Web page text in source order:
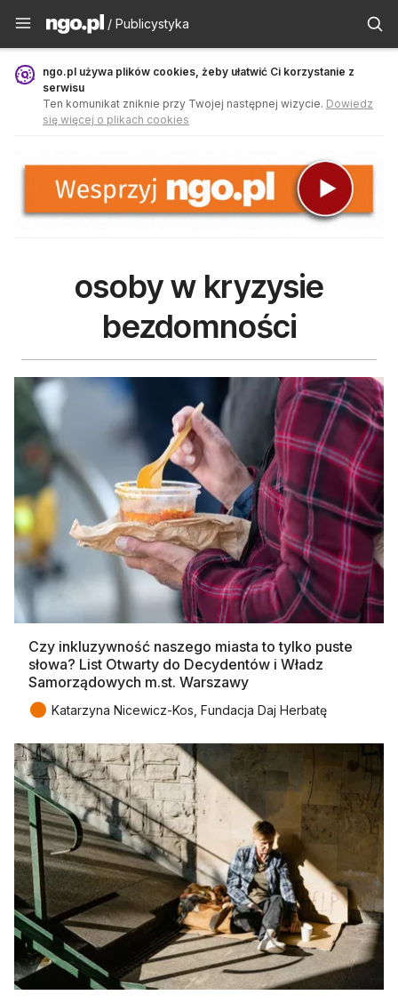
Publicystyka - ngo.pl
/ Publicystyka
ngo.pl używa plików cookies, żeby ułatwić Ci korzystanie z
serwisu
Ten komunikat zniknie przy Twojej następnej wizycie. Dowiedz
się więcej o plikach cookies
osoby w kryzysie
bezdomności
Czy inkluzywność naszego miasta to tylko puste
słowa? List Otwarty do Decydentów i Władz
Samorządowych m.st. Warszawy
● Katarzyna Nicewicz-Kos, Fundacja Daj Herbatę